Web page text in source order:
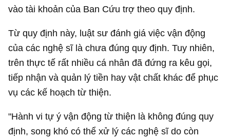
vào tài khoản của Ban Cứu trợ theo quy định.
Từ quy định này, luật sư đánh giá việc vận động
của các nghệ sĩ là chưa đúng quy định. Tuy nhiên,
trên thực tế rất nhiều cá nhân đã đứng ra kêu gọi,
tiếp nhận và quản lý tiền hay vật chất khác để phục
vụ các kế hoạch từ thiện.
"Hành vi tự ý vận động từ thiện là không đúng quy
định, song khó có thể xử lý các nghệ sĩ do còn